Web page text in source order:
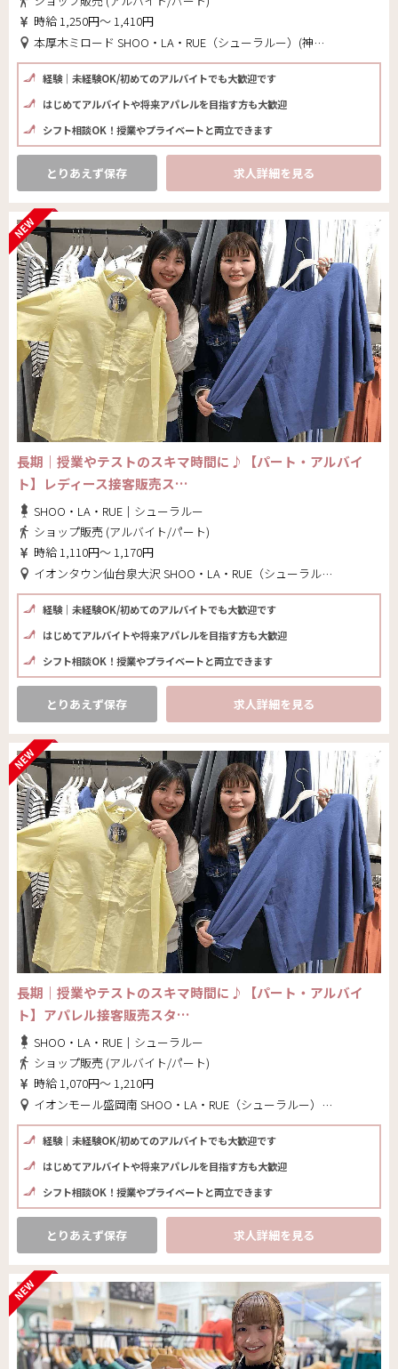
時給 1,250円～ 1,410円
本厚木ミロード SHOO・LA・RUE（シューラルー）(神奈川県 厚木市)
経験｜未経験OK/初めてのアルバイトでも大歓迎です
はじめてアルバイトや将来アパレルを目指す方も大歓迎
シフト相談OK！授業やプライベートと両立できます
とりあえず保存 求人詳細を見る
長期｜授業やテストのスキマ時間に♪【パート・アルバイ
ト】レディース接客販売ス…
SHOO・LA・RUE｜シューラルー
ショップ販売 (アルバイト/パート)
時給 1,110円～ 1,170円
イオンタウン仙台泉大沢 SHOO・LA・RUE（シューラルー）(宮城県 仙台市泉区)
経験｜未経験OK/初めてのアルバイトでも大歓迎です
はじめてアルバイトや将来アパレルを目指す方も大歓迎
シフト相談OK！授業やプライベートと両立できます
とりあえず保存 求人詳細を見る
長期｜授業やテストのスキマ時間に♪【パート・アルバイ
ト】アパレル接客販売スタ…
SHOO・LA・RUE｜シューラルー
ショップ販売 (アルバイト/パート)
時給 1,070円～ 1,210円
イオンモール盛岡南 SHOO・LA・RUE（シューラルー）(岩手県 盛岡市)
経験｜未経験OK/初めてのアルバイトでも大歓迎です
はじめてアルバイトや将来アパレルを目指す方も大歓迎
シフト相談OK！授業やプライベートと両立できます
とりあえず保存 求人詳細を見る